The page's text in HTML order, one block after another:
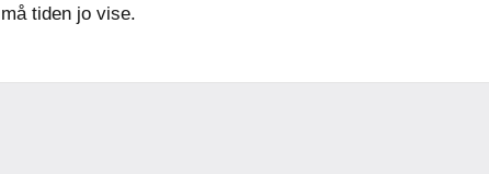
tiden jo vise.